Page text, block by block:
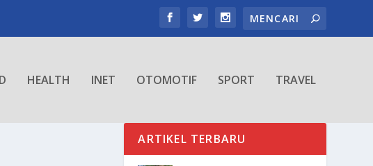
HEALTH INET OTOMOTIF SPORT TRAVEL
ARTIKEL TERBARU